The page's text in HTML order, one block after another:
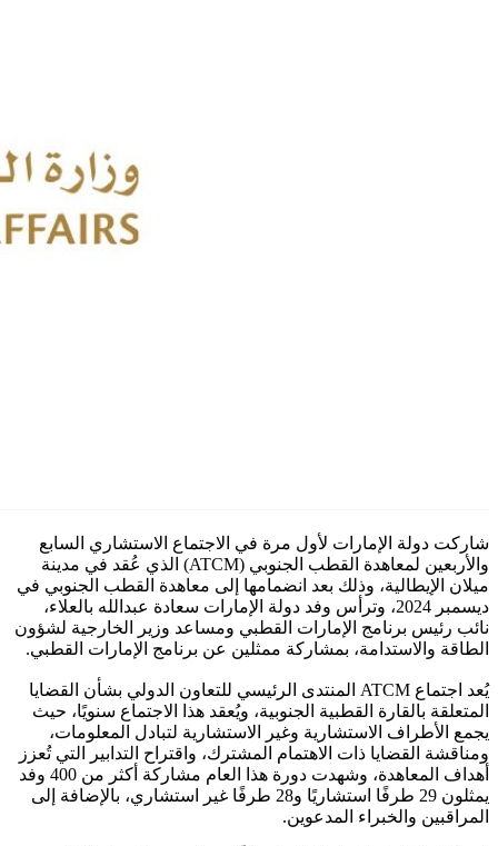
شاركت دولة الإمارات لأول مرة في الاجتماع الاستشاري السابع
والأربعين لمعاهدة القطب الجنوبي (ATCM) الذي عُقد في مدينة
ميلان الإيطالية، وذلك بعد انضمامها إلى معاهدة القطب الجنوبي في
ديسمبر 2024، وترأس وفد دولة الإمارات سعادة عبدالله بالعلاء،
نائب رئيس برنامج الإمارات القطبي ومساعد وزير الخارجية لشؤون
الطاقة والاستدامة، بمشاركة ممثلين عن برنامج الإمارات القطبي.
‎يُعد اجتماع ATCM المنتدى الرئيسي للتعاون الدولي بشأن القضايا
المتعلقة بالقارة القطبية الجنوبية، ويُعقد هذا الاجتماع سنويًا، حيث
يجمع الأطراف الاستشارية وغير الاستشارية لتبادل المعلومات،
ومناقشة القضايا ذات الاهتمام المشترك، واقتراح التدابير التي تُعزز
أهداف المعاهدة، وشهدت دورة هذا العام مشاركة أكثر من 400 وفد
يمثلون 29 طرفًا استشاريًا و28 طرفًا غير استشاري، بالإضافة إلى
المراقبين والخبراء المدعوين.